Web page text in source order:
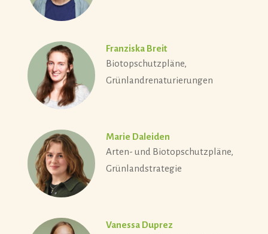
Franziska Breit
Biotopschutzpläne,
Grünlandrenaturierungen
Marie Daleiden
Arten- und Biotopschutzpläne,
Grünlandstrategie
Vanessa Duprez